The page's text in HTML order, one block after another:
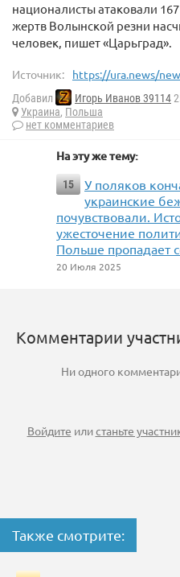
националисты атаковали
жертв Волынской резни
человек, пишет «Царьград».
Источник: https://ura.news/
Добавил Игорь Иванов 39114
Украина, Польша
нет комментариев
На эту же тему:
15
У поляков
украинские
почувствовали.
ужесточение
Польше пропадает
20 Июля 2025
Комментарии
Ни одного
Войдите илистаньте
Также смотрите: